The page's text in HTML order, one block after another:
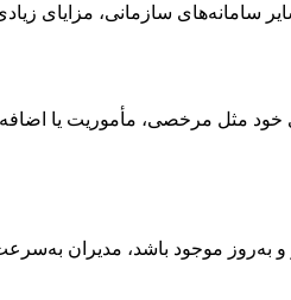
سازمانی، مزایای زیادی
مثل مرخصی، مأموریت یا
به‌روز موجود باشد، مدیران